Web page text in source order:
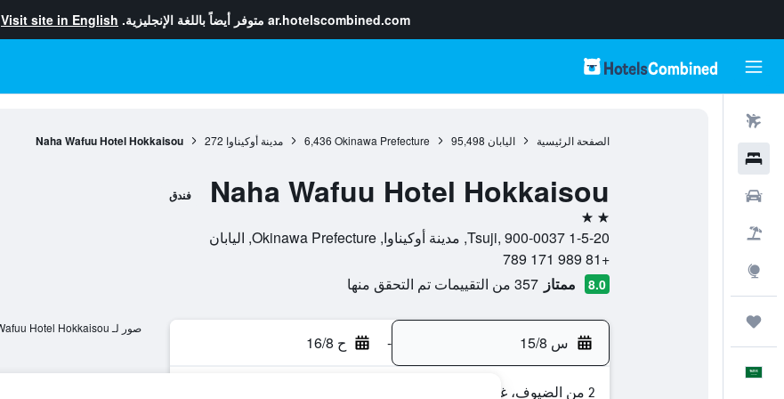
ar.hotelscombined.com متوفر أيضاً باللغة الإنجليزية. Visit site in English
الصفحة الرئيسية اليابان 95,498
Okinawa Prefecture
6,436 مدينة أوكيناوا 272
Naha Wafuu Hotel Hokkaisou
Naha Wafuu Hotel Hokkaisou فندق
2 نجمتين
1-5-20 Tsuji, 900-0037, مدينة أوكيناوا, Okinawa Prefecture, اليابان
+81 989 171 789
8.0 ممتاز 357 من التقييمات تم التحقق منها
س 15/8 - ح 16/8
2 من الضيوف، غرفة واحدة
صور لـ Naha Wafuu Hotel Hokkaisou